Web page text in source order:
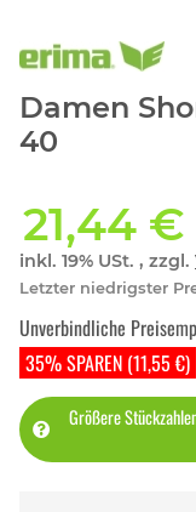
Damen
40
21,44 €
inkl. 19% USt. , zzgl.
Letzter niedrigster
35% SPAREN (11,55 €)
Unverbindliche
Größere